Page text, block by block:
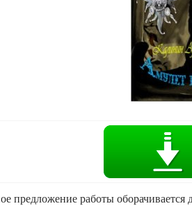
предложение работы